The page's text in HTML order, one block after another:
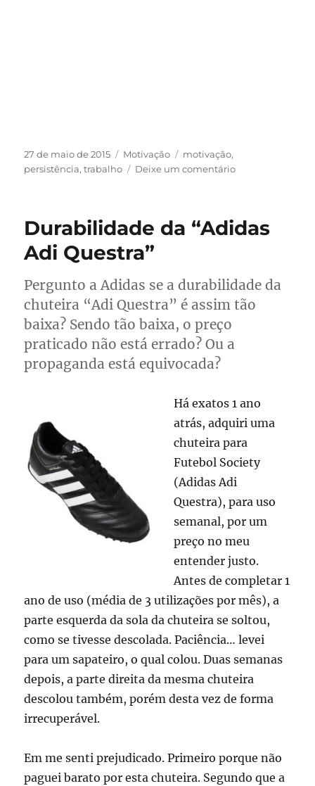
Publicado
em
27 de maio de 2015 Categorias
Motivação Tags
motivação,
persistência,trabalho Deixe um comentárioem
não
Durabilidade da “Adidas
Adi Questra”
Pergunto a Adidas se a durabilidade da
chuteira “Adi Questra” é assim tão
baixa? Sendo tão baixa, o preço
praticado não está errado? Ou a
propaganda está equivocada?
Há exatos 1 ano
atrás, adquiri uma
chuteira para
Futebol Society
(Adidas Adi
Questra), para uso
semanal, por um
preço no meu
entender justo.
Antes de completar 1
ano de uso (média de 3 utilizações por mês), a
parte esquerda da sola da chuteira se soltou,
como se tivesse descolada. Paciência… levei
para um sapateiro, o qual colou. Duas semanas
depois, a parte direita da mesma chuteira
descolou também, porém desta vez de forma
irrecuperável.
Em me senti prejudicado. Primeiro porque não
paguei barato por esta chuteira. Segundo que a